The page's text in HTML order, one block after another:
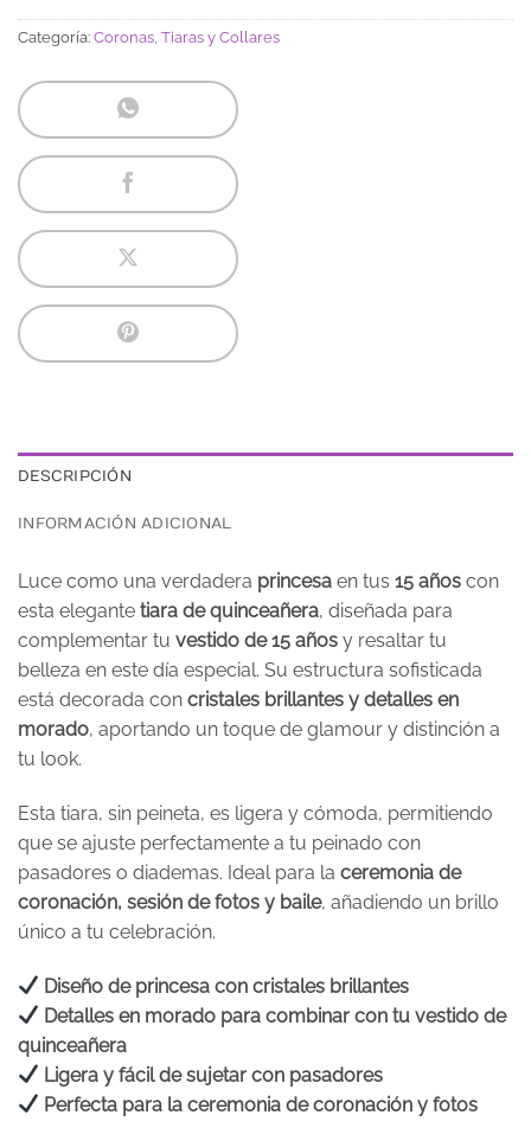
Categoría: Coronas, Tiaras y Collares
DESCRIPCIÓN
INFORMACIÓN ADICIONAL
Luce como una verdadera princesa en tus 15 años con
esta elegante tiara de quinceañera, diseñada para
complementar tu vestido de 15 años y resaltar tu
belleza en este día especial. Su estructura sofisticada
está decorada con cristales brillantes y detalles en
morado, aportando un toque de glamour y distinción a
tu look.
Esta tiara, sin peineta, es ligera y cómoda, permitiendo
que se ajuste perfectamente a tu peinado con
pasadores o diademas. Ideal para la ceremonia de
coronación, sesión de fotos y baile, añadiendo un brillo
único a tu celebración.
Diseño de princesa con cristales brillantes
Detalles en morado para combinar con tu vestido de
quinceañera
Ligera y fácil de sujetar con pasadores
Perfecta para la ceremonia de coronación y fotos